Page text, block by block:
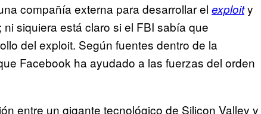
compañía externa para desarrollar el exploity
siquiera está claro si el FBI sabía que
del exploit. Según fuentes dentro de la
Facebook ha ayudado a las fuerzas del orden
entre un gigante tecnológico de Silicon Valley y